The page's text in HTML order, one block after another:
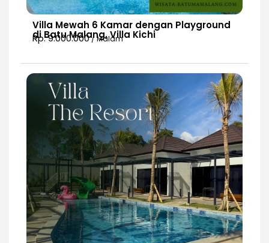
Villa Mewah 6 Kamar dengan Playground
di Batu Malang, Villa Kichi
Rp. 9.000.000/ Malam